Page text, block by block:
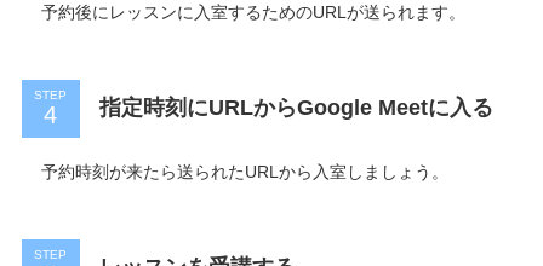
予約後にレッスンに入室するためのURLが送られます。
STEP
指定時刻にURLからGoogle Meetに入る
予約時刻が来たら送られたURLから入室しましょう。
STEP